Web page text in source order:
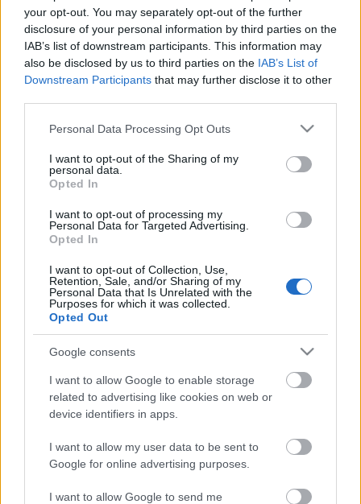
your opt-out. You may separately opt-out of the further
disclosure of your personal information by third parties on the
IAB’s list of downstream participants. This information may
also be disclosed by us to third parties on the IAB’s List of
Downstream Participants that may further disclose it to other
Please note that this website/app uses one or more Google
not limited to your visit or usage behaviour. You may click to
grant or deny consent to Google and its third-party tags to
use your data for below specified purposes in below Google
consent section.
Personal Data Processing Opt Outs
I want to opt-out of the Sharing of my
personal data.
Opted In
I want to opt-out of processing my
Personal Data for Targeted Advertising.
Opted In
I want to opt-out of Collection, Use,
Retention, Sale, and/or Sharing of my
Personal Data that Is Unrelated with the
Purposes for which it was collected.
Opted Out
Google consents
I want to allow Google to enable storage
related to advertising like cookies on web or
device identifiers in apps.
I want to allow my user data to be sent to
Google for online advertising purposes.
I want to allow Google to send me
QmT2B...XoKPUs2EM
Standard
ERC 721
Blockchain
Polygon
Scambiabile
stoccaggio
N/A
Denominazione
Brunello di Montalcino
DOCG
CRU
Tipologia
Vino
Uvaggio
Sangiovese 100.0%
Regione
Toscana
servizio
16° - 18°
Formato